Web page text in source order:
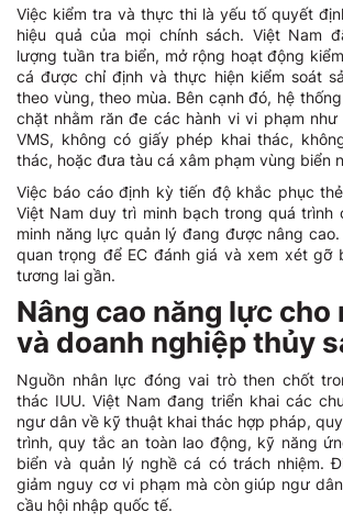
Việc kiểm tra và thực thi là yếu tố quyết
hiệu quả của mọi chính sách. Việt Nam
lượng tuần tra biển, mở rộng hoạt động
cá được chỉ định và thực hiện kiểm soát
theo vùng, theo mùa. Bên cạnh đó, hệ
chặt nhằm răn đe các hành vi vi phạm
VMS, không có giấy phép khai thác,
thác, hoặc đưa tàu cá xâm phạm vùng biển
Việc báo cáo định kỳ tiến độ khắc phục
Việt Nam duy trì minh bạch trong quá trình
minh năng lực quản lý đang được nâng
quan trọng để EC đánh giá và xem xét gỡ
tương lai gần.
Nâng cao năng lực cho
và doanh nghiệp thủy
Nguồn nhân lực đóng vai trò then chốt
thác IUU. Việt Nam đang triển khai các
ngư dân về kỹ thuật khai thác hợp pháp,
trình, quy tắc an toàn lao động, kỹ năng
biển và quản lý nghề cá có trách nhiệm.
giảm nguy cơ vi phạm mà còn giúp ngư
cầu hội nhập quốc tế.